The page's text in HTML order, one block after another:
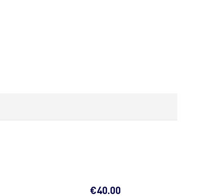
€40.00